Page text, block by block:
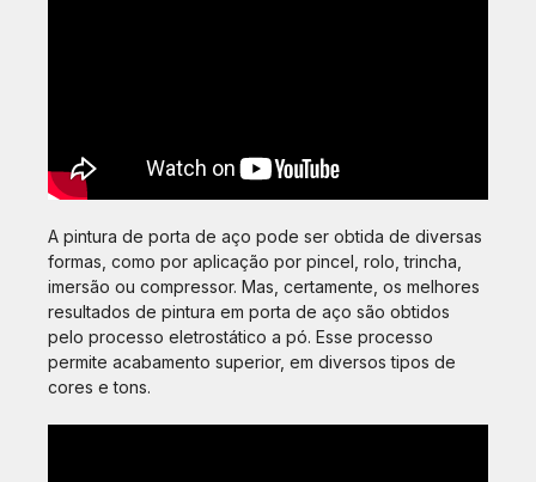
A pintura de porta de aço pode ser obtida de diversas
formas, como por aplicação por pincel, rolo, trincha,
imersão ou compressor. Mas, certamente, os melhores
resultados de pintura em porta de aço são obtidos
pelo processo eletrostático a pó. Esse processo
permite acabamento superior, em diversos tipos de
cores e tons.